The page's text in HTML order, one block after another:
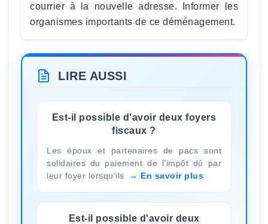
courrier à la nouvelle adresse. Informer les
organismes importants de ce déménagement.
LIRE AUSSI
Est-il possible d'avoir deux foyers
fiscaux ?
Les époux et partenaires de pacs sont
solidaires du paiement de l’impôt dû par
leur foyer lorsqu’ils
En savoir plus
Est-il possible d'avoir deux